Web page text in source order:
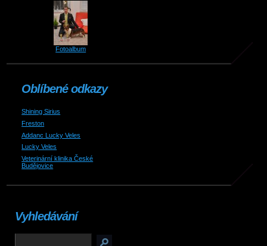
Fotoalbum
Oblíbené odkazy
Shining Sirius
Freston
Addanc Lucky Veles
Lucky Veles
Veterinární klinika České
Budějovice
Vyhledávání